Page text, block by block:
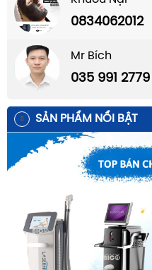
0834062012
Mr Bích
035 991 2779
SẢN PHẨM NỔI BẬT